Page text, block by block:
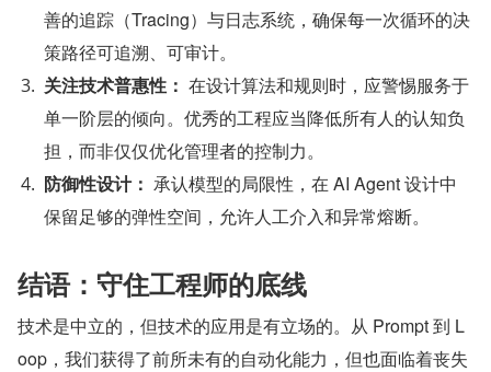
善的追踪（Tracing）与日志系统，确保每一次循环的决
策路径可追溯、可审计。
关注技术普惠性： ​ 在设计算法和规则时，应警惕服务于
单一阶层的倾向。优秀的工程应当降低所有人的认知负
担，而非仅仅优化管理者的控制力。
防御性设计： ​ 承认模型的局限性，在 AI Agent 设计中
保留足够的弹性空间，允许人工介入和异常熔断。
结语：守住工程师的底线
技术是中立的，但技术的应用是有立场的。从 Prompt 到 L
oop，我们获得了前所未有的自动化能力，但也面临着丧失